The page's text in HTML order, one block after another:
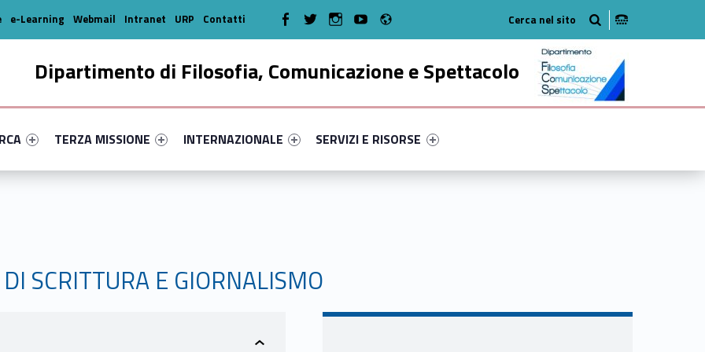
Dipartimento di Filosofia, Comunicazione e Spettacolo
primary-60634-16
#link-menu-primary-56650-35
Link identifier #link-menu-primary-68222-46
TERZA MISSIONE
Link identifier #link-menu-primary-72890-52
INTERNAZIONALE
Link identifier #link-menu-primary-77491-63
SERVIZI E RISORSE
e-Learning Webmail Intranet URP Contatti WebMan on Facebook
WebMan on TwitterWebMan on Instagram
WebMan on Youtube
SCRITTURA E GIORNALISMO